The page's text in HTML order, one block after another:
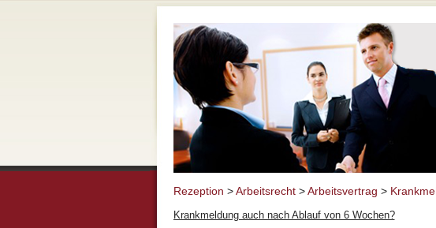
Rezeption >Arbeitsrecht>Arbeitsvertrag >
Krankmeldung auch nach Ablauf von 6 Wochen?